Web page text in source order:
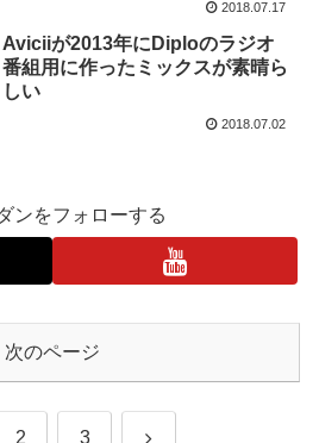
2018.07.17
Aviciiが2013年にDiploのラジオ
番組用に作ったミックスが素晴ら
しい
2018.07.02
ンをフォローする
次のページ
2 3 次